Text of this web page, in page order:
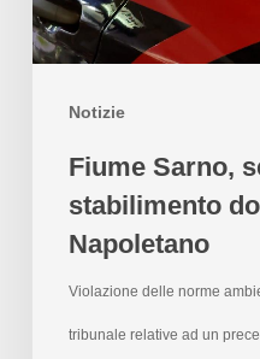
Notizie
Fiume Sarno,
stabilimento
Napoletano
Violazione delle norme
tribunale relative ad un